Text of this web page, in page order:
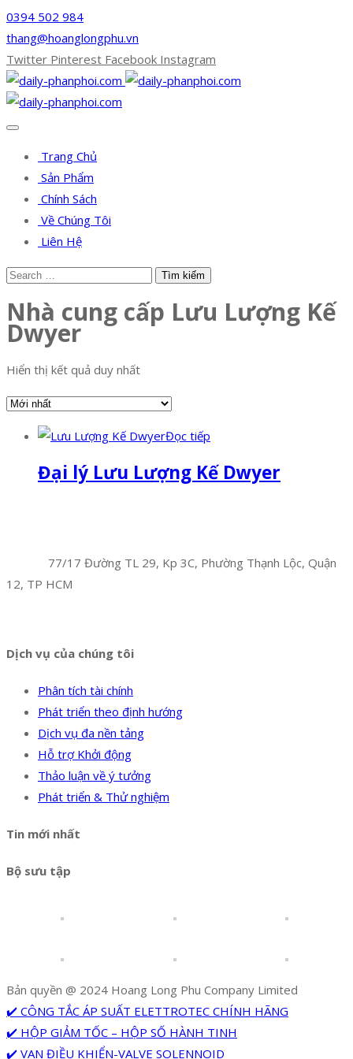
0394 502 984
thang@hoanglongphu.vn
Twitter Pinterest Facebook Instagram
Trang Chủ
Sản Phẩm
Chính Sách
Về Chúng Tôi
Liên Hệ
Nhà cung cấp Lưu Lượng Kế
Dwyer
Hiển thị kết quả duy nhất
Đọc tiếp
Đại lý Lưu Lượng Kế Dwyer
77/17 Đường TL 29, Kp 3C, Phường Thạnh Lộc, Quận
12, TP HCM
Dịch vụ của chúng tôi
Phân tích tài chính
Phát triển theo định hướng
Dịch vụ đa nền tảng
Hỗ trợ Khởi động
Thảo luận về ý tưởng
Phát triển & Thử nghiệm
Tin mới nhất
Bộ sưu tập
Bản quyền @ 2024 Hoang Long Phu Company Limited
✔️ CÔNG TẮC ÁP SUẤT ELETTROTEC CHÍNH HÃNG
✔️ HỘP GIẢM TỐC – HỘP SỐ HÀNH TINH
✔️ VAN ĐIỀU KHIỂN-VALVE SOLENNOID